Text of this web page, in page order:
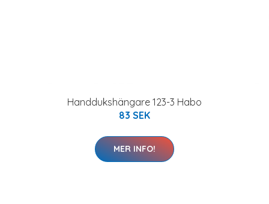
Handdukshängare 123-3 Habo
83 SEK
MER INFO!